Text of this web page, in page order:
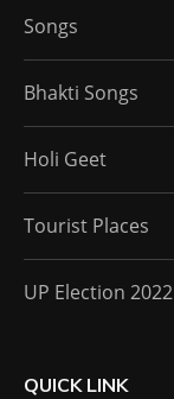
Songs
Bhakti Songs
Holi Geet
Tourist Places
UP Election 2022
QUICK LINK